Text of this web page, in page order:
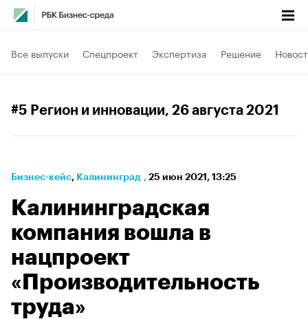
Все выпуски Спецпроект Экспертиза Решение
#5 Регион и инновации, 26 августа 2021
Бизнес-кейс⁠, Калининград , 25 июн 2021, 13:25
Калининградская
компания вошла в
нацпроект
«Производительность
труда»